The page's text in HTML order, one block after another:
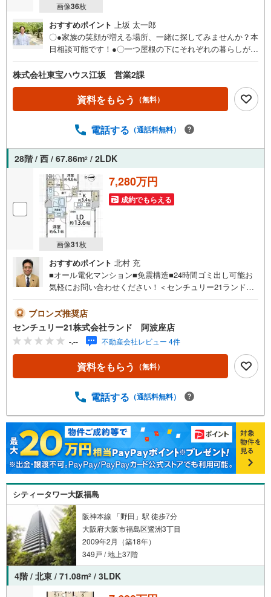
画像36枚
おすすめポイント 上坂 太一郎
〇●家族の笑顔が増える場所、一緒に探してみませんか？本
日相談可能です！●〇一つ屋根の下にそれぞれの暮らしがあ
こそ、そのベースはシンプルであるべきだと思う。なぜな
ら、時の流れで人の好みは変わっていくものだから。■ご予
約いただくとご見学がスムーズです！【営業時間9:00～21:
00】ご見学希望のお客様:右上の「室内・現地を見学する」
料をもらう」をクリックして下さい。【東宝ハウス江坂の
ポイント】（1）不動産のご提案から資金計画・ライフシミ
ュレーションのご相談・無理のないライフプラン、提携に
よる低金利住宅ローンのご提案、購入前に知る「購入後の
家族の生活」を「未来カレンダー」で見える化します。
（2）ご購入後から始まる「専属FPによるファイナンシャ
ルライフサポート」・漠然としたキャッシュフローのグラ
フ化、効果的な生命保険の見直し、繰り上げ返済の効果的
なタイミングなどご提案させて頂きます。
株式会社東宝ハウス江坂 営業2課
資料をもらう （無料）
電話する （通話料無料）
28階 / 西 / 67.86m2 / 2LDK
画像31枚
7,280万円
成約でもらえる
おすすめポイント 北村 充
■オール電化マンション■免震構造■24時間ゴミ出し可能お
気軽にお問い合わせください！＜センチュリー21ランドに
様のニーズに寄り添い、大切なお住まいのご購入に最後ま
で伴走いたします！●リフォームのご相談も承っておりま
す。●購入・売却・ローンのご相談・・・なんでもお気軽に
ご相談くださいませ！〇大阪メトロ千日前線・中央線「阿
波座」駅5番出口より徒歩約2分！〇営業時間:10:00～20:00
（火曜日・水曜日定休日※祝日は営業）事前にご連絡いただ
ております！
ブロンズ推奨店
センチュリー21株式会社ランド 阿波座店
-.-- 不動産会社レビュー 4件
資料をもらう （無料）
電話する （通話料無料）
シティータワー大阪福島
阪神本線 「野田」駅 徒歩7分
大阪府大阪市福島区鷺洲3丁目
2009年2月（築18年）
349戸 / 地上37階
4階 / 北東 / 71.08m2 / 3LDK